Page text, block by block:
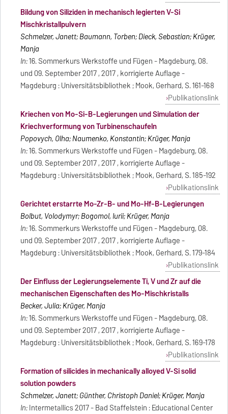
Bildung von Siliziden in mechanisch legierten V-Si
Mischkristallpulvern
Schmelzer, Janett; Baumann, Torben; Dieck, Sebastian; Krüger,
Manja
In:16. Sommerkurs Werkstoffe und Fügen - Magdeburg, 08.
und 09. September 2017 , 2017 , korrigierte Auflage -
Magdeburg : Universitätsbibliothek ; Mook, Gerhard, S. 161-168
Publikationslink
Kriechen von Mo-Si-B-Legierungen und Simulation der
Kriechverformung von Turbinenschaufeln
Popovych, Olha; Naumenko, Konstantin; Krüger, Manja
In:16. Sommerkurs Werkstoffe und Fügen - Magdeburg, 08.
und 09. September 2017 , 2017 , korrigierte Auflage -
Magdeburg : Universitätsbibliothek ; Mook, Gerhard, S. 185-192
Publikationslink
Gerichtet erstarrte Mo-Zr-B- und Mo-Hf-B-Legierungen
Bolbut, Volodymyr; Bogomol, Iurii; Krüger, Manja
In:16. Sommerkurs Werkstoffe und Fügen - Magdeburg, 08.
und 09. September 2017 , 2017 , korrigierte Auflage -
Magdeburg : Universitätsbibliothek ; Mook, Gerhard, S. 179-184
Publikationslink
Der Einfluss der Legierungselemente Ti, V und Zr auf die
mechanischen Eigenschaften des Mo-Mischkristalls
Becker, Julia; Krüger, Manja
In:16. Sommerkurs Werkstoffe und Fügen - Magdeburg, 08.
und 09. September 2017 , 2017 , korrigierte Auflage -
Magdeburg : Universitätsbibliothek ; Mook, Gerhard, S. 169-178
Publikationslink
Formation of silicides in mechanically alloyed V-Si solid
solution powders
Schmelzer, Janett; Günther, Christoph Daniel; Krüger, Manja
In:Intermetallics 2017 - Bad Staffelstein : Educational Center